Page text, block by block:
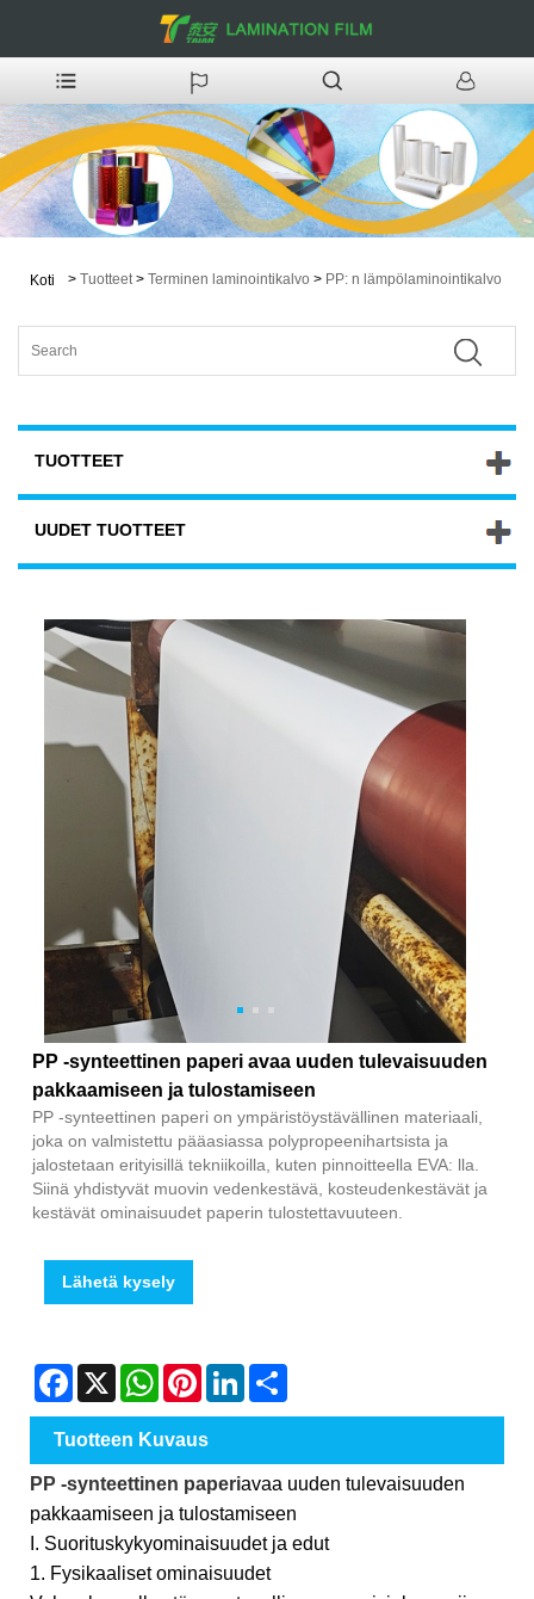
Koti > Tuotteet > Terminen laminointikalvo > PP: n lämpölaminointikalvo
TUOTTEET
UUDET TUOTTEET
PP -synteettinen paperi avaa uuden tulevaisuuden
pakkaamiseen ja tulostamiseen
PP -synteettinen paperi on ympäristöystävällinen materiaali,
joka on valmistettu pääasiassa polypropeenihartsista ja
jalostetaan erityisillä tekniikoilla, kuten pinnoitteella EVA: lla.
Siinä yhdistyvät muovin vedenkestävä, kosteudenkestävät ja
kestävät ominaisuudet paperin tulostettavuuteen.
Lähetä kysely
Facebook
X WhatsAppPinterestLinkedIn
Tuotteen Kuvaus
PP -synteettinen paperiavaa uuden tulevaisuuden
pakkaamiseen ja tulostamiseen
I. Suorituskykyominaisuudet ja edut
1. Fysikaaliset ominaisuudet